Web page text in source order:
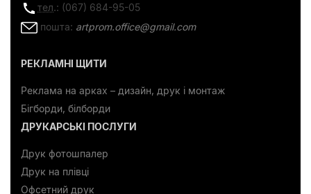
тел.: (067) 684-95-05
пошта: artprom.office@gmail.com
РЕКЛАМНІ ЩИТИ
Реклама на арках – дизайн, друк і монтаж
Бігборди, білборди
ДРУКАРСЬКІ ПОСЛУГИ
Друк фотошпалер
Друк на плівці
Офсетний друк